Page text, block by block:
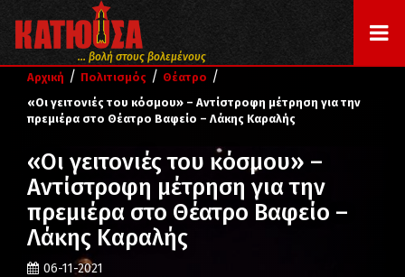
... βολή στους βολεμένους
Αρχική / Πολιτισμός / Θέατρο /
«Οι γειτονιές του κόσμου» – Αντίστροφη μέτρηση για την
πρεμιέρα στο Θέατρο Βαφείο – Λάκης Καραλής
«Οι γειτονιές του κόσμου» –
Αντίστροφη μέτρηση για την
πρεμιέρα στο Θέατρο Βαφείο –
Λάκης Καραλής
06-11-2021